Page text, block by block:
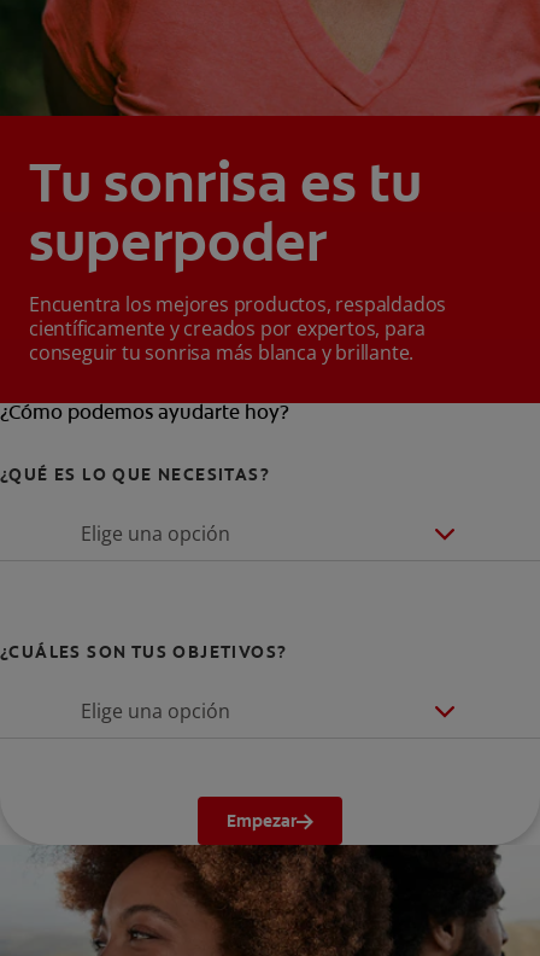
Tu sonrisa es tu
superpoder
Encuentra los mejores productos, respaldados
científicamente y creados por expertos, para
conseguir tu sonrisa más blanca y brillante.
¿Cómo podemos ayudarte hoy?
¿QUÉ ES LO QUE NECESITAS?
Elige una opción
¿CUÁLES SON TUS OBJETIVOS?
Elige una opción
Empezar